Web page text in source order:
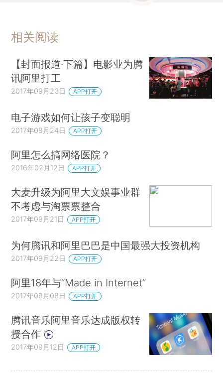
相关阅读
【封面报道·下篇】电影业为腾
讯阿里打工
2017年09月23日 APP打开
电子游戏如何让孩子变聪明
2017年08月24日 APP打开
阿里怎么搞网络医院？
2016年02月12日 APP打开
大麦升级为阿里大文娱事业群
不考虑与淘票票整合
2017年09月21日 APP打开
为何腾讯和阿里巴巴是中国最强大投资机构
2017年09月22日 APP打开
阿里18年与“Made in Internet”
2017年09月08日 APP打开
腾讯音乐阿里音乐达成版权转
授合作
2017年09月12日 APP打开